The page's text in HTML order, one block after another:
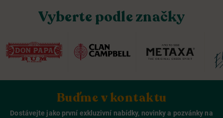
Vyberte podle značky
Buďme v kontaktu
Dostávejte jako první exkluzivní nabídky, novinky a pozvánky na